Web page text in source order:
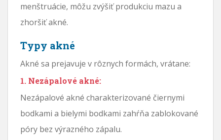
menštruácie, môžu zvýšiť produkciu mazu a
zhoršiť akné.
Typy akné
Akné sa prejavuje v rôznych formách, vrátane:
1. Nezápalové akné:
Nezápalové akné charakterizované čiernymi
bodkami a bielymi bodkami zahŕňa zablokované
póry bez výrazného zápalu.